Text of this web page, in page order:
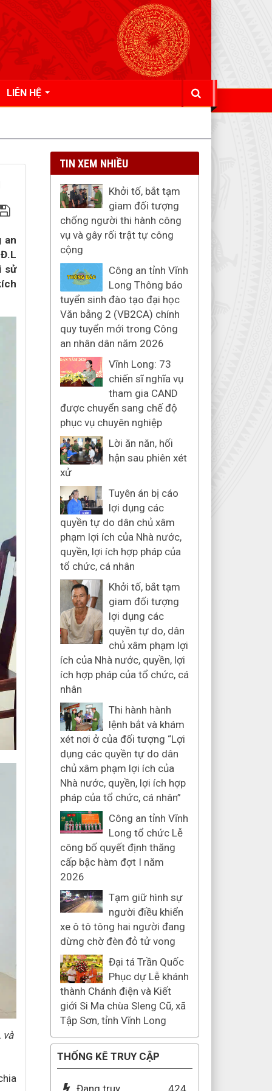
LIÊN HỆ
an
sử
và
TIN XEM NHIỀU
Khởi tố, bắt tạm
giam đối tượng
chống người thi hành công
vụ và gây rối trật tự công
cộng
Công an tỉnh Vĩnh
Long Thông báo
tuyển sinh đào tạo đại học
Văn bằng 2 (VB2CA) chính
quy tuyển mới trong Công
an nhân dân năm 2026
Vĩnh Long: 73
chiến sĩ nghĩa vụ
tham gia CAND
được chuyển sang chế độ
phục vụ chuyên nghiệp
Lời ăn năn, hối
hận sau phiên xét
xử
Tuyên án bị cáo
lợi dụng các
quyền tự do dân chủ xâm
phạm lợi ích của Nhà nước,
quyền, lợi ích hợp pháp của
tổ chức, cá nhân
Khởi tố, bắt tạm
giam đối tượng
lợi dụng các
quyền tự do, dân
chủ xâm phạm lợi
ích của Nhà nước, quyền, lợi
ích hợp pháp của tổ chức, cá
nhân
Thi hành hành
lệnh bắt và khám
xét nơi ở của đối tượng “Lợi
dụng các quyền tự do dân
chủ xâm phạm lợi ích của
Nhà nước, quyền, lợi ích hợp
pháp của tổ chức, cá nhân”
Công an tỉnh Vĩnh
Long tổ chức Lễ
công bố quyết định thăng
cấp bậc hàm đợt I năm
2026
Tạm giữ hình sự
người điều khiển
xe ô tô tông hai người đang
dừng chờ đèn đỏ tử vong
Đại tá Trần Quốc
Phục dự Lễ khánh
thành Chánh điện và Kiết
giới Si Ma chùa Sleng Cũ, xã
Tập Sơn, tỉnh Vĩnh Long
THỐNG KÊ TRUY CẬP
Đang truy 424